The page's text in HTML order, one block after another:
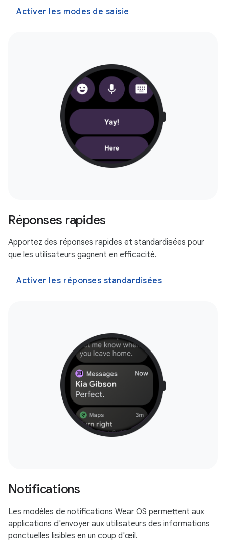
Activer les modes de saisie
Réponses rapides
Apportez des réponses rapides et standardisées pour
que les utilisateurs gagnent en efficacité.
Activer les réponses standardisées
Notifications
Les modèles de notifications Wear OS permettent aux
applications d'envoyer aux utilisateurs des informations
ponctuelles lisibles en un coup d'œil.